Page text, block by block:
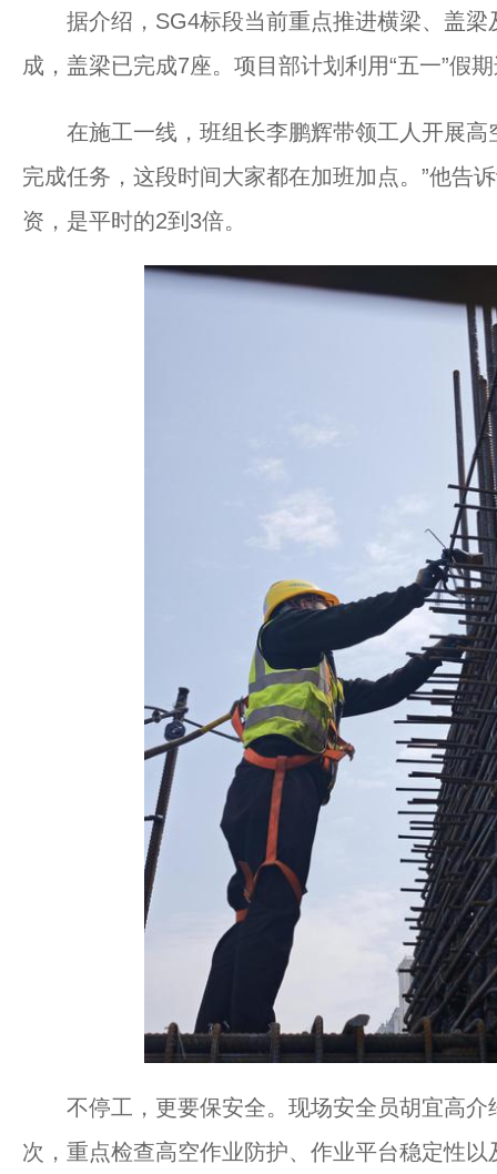
据介绍，SG4标段当前重点推进横梁、盖梁
成，盖梁已完成7座。项目部计划利用“五一”假
在施工一线，班组长李鹏辉带领工人开展高
完成任务，这段时间大家都在加班加点。”他告
资，是平时的2到3倍。
不停工，更要保安全。现场安全员胡宜高介
次，重点检查高空作业防护、作业平台稳定性